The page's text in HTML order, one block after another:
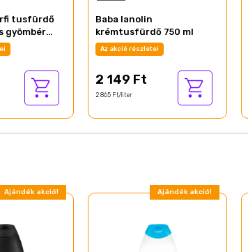
tusfürdő
gyömbér
Baba lanolin
krémtusfürdő 750 ml
Az akció részletei
2 149 Ft
2 865 Ft/liter
Ajándék akció! Ajándék akció!